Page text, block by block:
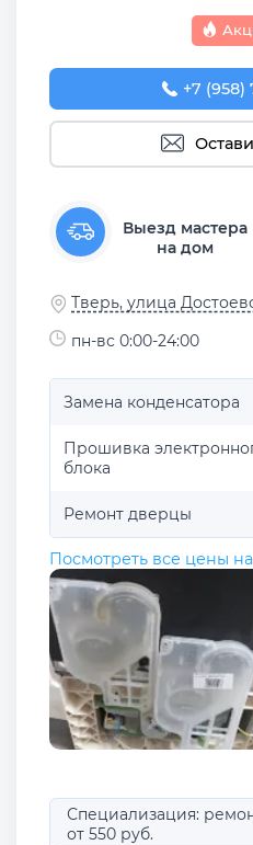
+7 (958)
Выезд мастера
на дом
Тверь, улица
пн-вс 0:00-24:00
Замена конденсатора
Прошивка
блока
Ремонт дверцы
Посмотреть все цены на
Специализация:
от 550 руб.